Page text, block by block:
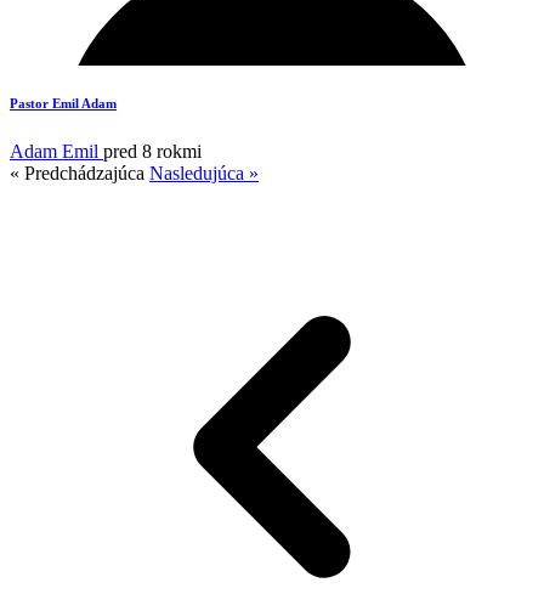
Pastor Emil Adam
Adam Emil pred 8 rokmi
« Predchádzajúca Nasledujúca »